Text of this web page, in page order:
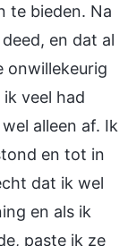
te bieden. Na
en dat al
onwillekeurig
veel had
alleen af. Ik
en tot in
dat ik wel
en als ik
paste ik ze